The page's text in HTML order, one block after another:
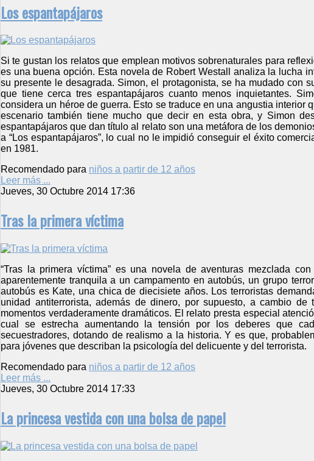
Los espantapájaros
Si te gustan los relatos que emplean motivos sobrenaturales para
es una buena opción. Esta novela de Robert Westall analiza la lucha
su presente le desagrada. Simon, el protagonista, se ha mudado con
que tiene cerca tres espantapájaros cuanto menos inquietantes.
considera un héroe de guerra. Esto se traduce en una angustia interior
escenario también tiene mucho que decir en esta obra, y Simon
espantapájaros que dan título al relato son una metáfora de los
a “Los espantapájaros”, lo cual no le impidió conseguir el éxito
en 1981.
Recomendado para niños a partir de 12 años
Leer más ...
Jueves, 30 Octubre 2014 17:36
Tras la primera víctima
“Tras la primera víctima” es una novela de aventuras mezclada
aparentemente tranquila a un campamento en autobús, un grupo
autobús es Kate, una chica de diecisiete años. Los terroristas
unidad antiterrorista, además de dinero, por supuesto, a cambio
momentos verdaderamente dramáticos. El relato presta especial
cual se estrecha aumentando la tensión por los deberes que
secuestradores, dotando de realismo a la historia. Y es que,
para jóvenes que describan la psicología del delicuente y del terrorista.
Recomendado para niños a partir de 12 años
Leer más ...
Jueves, 30 Octubre 2014 17:33
La princesa vestida con una bolsa de papel